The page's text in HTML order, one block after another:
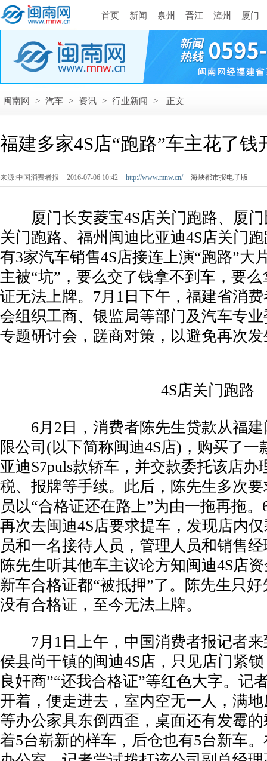
首页 新闻 泉州 晋江 漳州 厦门
闽南网 > 汽车 > 资讯 > 行业新闻 > 正文
福建多家4S店“跑路”车主花了钱
来源:中国消费者报 2016-07-06 10:42 http://www.mnw.cn/ 海峡都市报电子版
厦门长安菱宝4S店关门跑路、厦门
关门跑路、福州闽迪比亚迪4S店关门
有3家汽车销售4S店接连上演“跑路”大
主被“坑”，要么交了钱拿不到车，要
证无法上牌。7月1日下午，福建省消
会组织工商、银监局等部门及汽车专
专题研讨会，蹉商对策，以避免再次
­ 4S店关门跑路
6月2日，消费者陈先生贷款从福建
限公司(以下简称闽迪4S店)，购买了一
亚迪S7puls款轿车，并交款委托该店办
税、报牌等手续。此后，陈先生多次
员以“合格证还在路上”为由一拖再拖
再次去闽迪4S店要求提车，发现店内
员和一名接待人员，管理人员和销售
陈先生听其他车主议论方知闽迪4S店
新车合格证都“被抵押”了。陈先生只
没有合格证，至今无法上牌。
7月1日上午，中国消费者报记者来
侯县尚干镇的闽迪4S店，只见店门紧
良奸商”“还我合格证”等红色大字。记
开着，便走进去，室内空无一人，满
等办公家具东倒西歪，桌面还有发霉
着5台崭新的样车，后仓也有5台新车